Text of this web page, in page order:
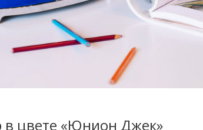
в цвете «Юнион Джек»